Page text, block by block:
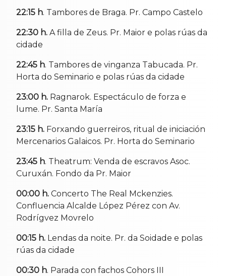
22:15 h. Tambores de Braga. Pr. Campo Castelo
22:30 h. A filla de Zeus. Pr. Maior e polas rúas da
cidade
22:45 h. Tambores de vinganza Tabucada. Pr.
Horta do Seminario e polas rúas da cidade
23:00 h. Ragnarok. Espectáculo de forza e
lume. Pr. Santa María
23:15 h. Forxando guerreiros, ritual de iniciación
Mercenarios Galaicos. Pr. Horta do Seminario
23:45 h. Theatrum: Venda de escravos Asoc.
Curuxán. Fondo da Pr. Maior
00:00 h. Concerto The Real Mckenzies.
Confluencia Alcalde López Pérez con Av.
Rodrígvez Movrelo
00:15 h. Lendas da noite. Pr. da Soidade e polas
rúas da cidade
00:30 h. Parada con fachos Cohors III